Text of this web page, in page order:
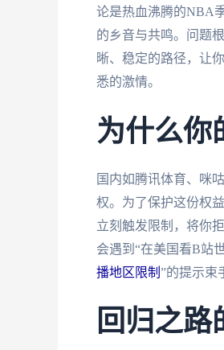
论是热血沸腾的NBA
的乡音与共鸣。问题
晰、稳定的路径，让
悉的激情。
为什么你
国内如腾讯体育、咪
权。为了保护这份权
立刻触发限制，将你
会遇到“在美国看B站
播地区限制 ”的提示束
回归之